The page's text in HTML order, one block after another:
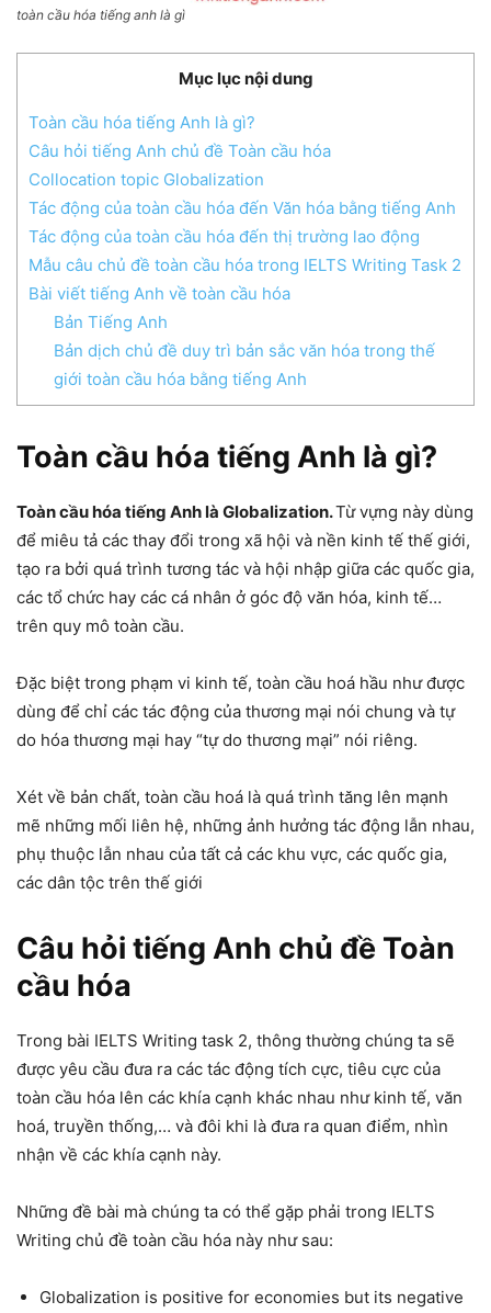
toàn cầu hóa tiếng anh là gì
Mục lục nội dung
Toàn cầu hóa tiếng Anh là gì?
Câu hỏi tiếng Anh chủ đề Toàn cầu hóa
Collocation topic Globalization
Tác động của toàn cầu hóa đến Văn hóa bằng tiếng Anh
Tác động của toàn cầu hóa đến thị trường lao động
Mẫu câu chủ đề toàn cầu hóa trong IELTS Writing Task 2
Bài viết tiếng Anh về toàn cầu hóa
Bản Tiếng Anh
Bản dịch chủ đề duy trì bản sắc văn hóa trong thế
giới toàn cầu hóa bằng tiếng Anh
Toàn cầu hóa tiếng Anh là gì?
Toàn cầu hóa tiếng Anh là Globalization.Từ vựng này dùng
để miêu tả các thay đổi trong xã hội và nền kinh tế thế giới,
tạo ra bởi quá trình tương tác và hội nhập giữa các quốc gia,
các tổ chức hay các cá nhân ở góc độ văn hóa, kinh tế…
trên quy mô toàn cầu.
Đặc biệt trong phạm vi kinh tế, toàn cầu hoá hầu như được
dùng để chỉ các tác động của thương mại nói chung và tự
do hóa thương mại hay “tự do thương mại” nói riêng.
Xét về bản chất, toàn cầu hoá là quá trình tăng lên mạnh
mẽ những mối liên hệ, những ảnh hưởng tác động lẫn nhau,
phụ thuộc lẫn nhau của tất cả các khu vực, các quốc gia,
các dân tộc trên thế giới
Câu hỏi tiếng Anh chủ đề Toàn
cầu hóa
Trong bài IELTS Writing task 2, thông thường chúng ta sẽ
được yêu cầu đưa ra các tác động tích cực, tiêu cực của
toàn cầu hóa lên các khía cạnh khác nhau như kinh tế, văn
hoá, truyền thống,… và đôi khi là đưa ra quan điểm, nhìn
nhận về các khía cạnh này.
Những đề bài mà chúng ta có thể gặp phải trong IELTS
Writing chủ đề toàn cầu hóa này như sau:
Globalization is positive for economies but its negative